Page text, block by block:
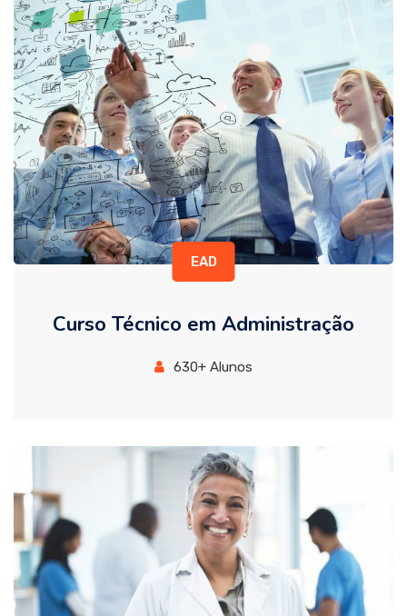
EAD
Curso Técnico em Administração
630+ Alunos